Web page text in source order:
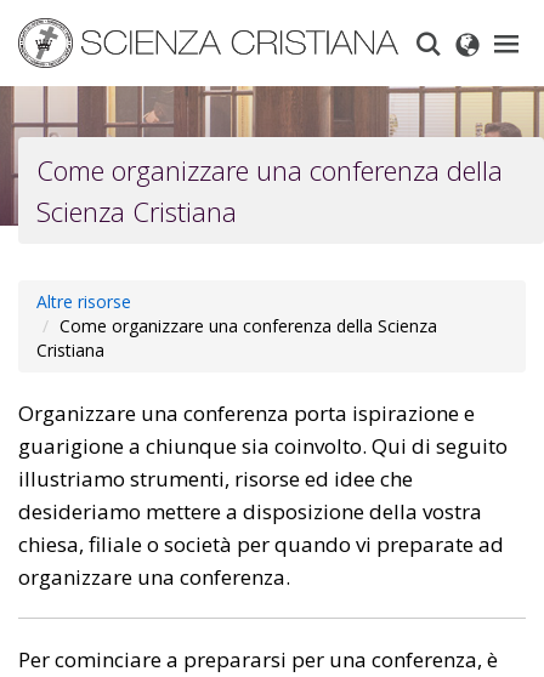
main
content
Come organizzare una conferenza della
Scienza Cristiana
Altre risorse
Come organizzare una conferenza della Scienza
Cristiana
Organizzare una conferenza porta ispirazione e
guarigione a chiunque sia coinvolto. Qui di seguito
illustriamo strumenti, risorse ed idee che
desideriamo mettere a disposizione della vostra
chiesa, filiale o società per quando vi preparate ad
organizzare una conferenza.
Per cominciare a prepararsi per una conferenza, è